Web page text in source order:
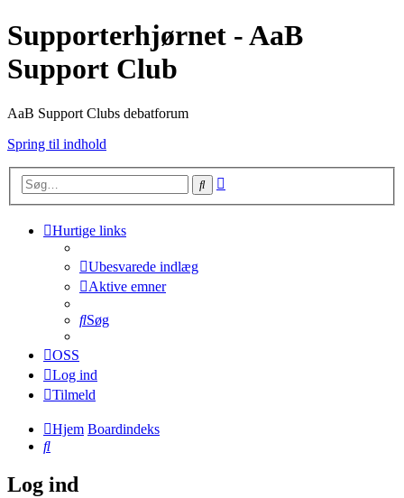
Supporterhjørnet - AaB
Support Club
AaB Support Clubs debatforum
Spring til indhold
Søg
Hurtige links
Ubesvarede indlæg
Aktive emner
Søg
OSS
Log ind
Tilmeld
Hjem Boardindeks
Søg
Log ind